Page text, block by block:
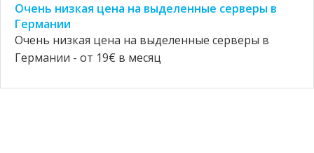
Очень низкая цена на выделенные серверы в
Германии
Очень низкая цена на выделенные серверы в
Германии - от 19€ в месяц